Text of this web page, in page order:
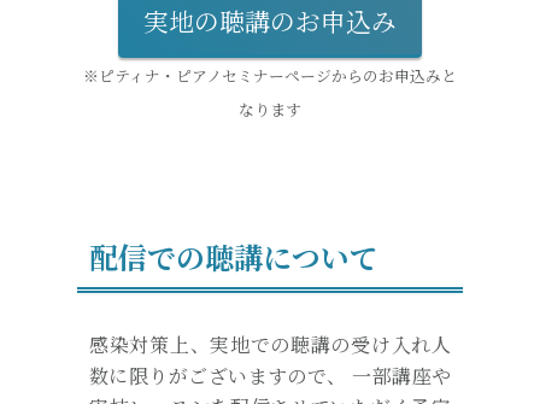
実地の聴講のお申込み
※ピティナ・ピアノセミナーページからのお申込みと
なります
配信での聴講について
感染対策上、実地での聴講の受け入れ人
数に限りがございますので、 一部講座や